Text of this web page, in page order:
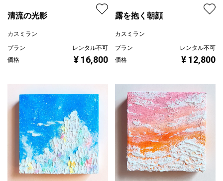
清流の光影
カスミラン
プラン
レンタル不可
価格
¥ 16,800
露を抱く朝顔
カスミラン
プラン
レンタル不可
価格
¥ 12,800